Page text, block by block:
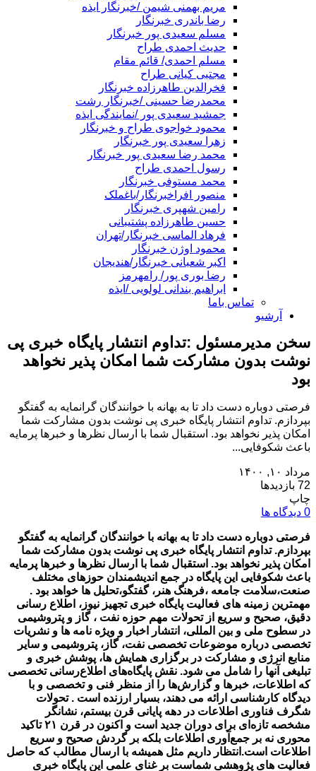
مریم بهمنی شیمن /خبرنگار ایذه
رضا باندری خبرنگار
مسلم سعیدی پور خبرنگار
حدیث احمدی طراح
مسلم احمدی/ قائم مقام
مجتبی کیانی طراح
فخرالدین طاهرزاده خبرنگار
محمدرضا حسینی /خبرنگار رشت
جمشید سعیدی پور /نمایندگی ایذه
محمود خواجوی طراح و خبرنگار
زهرا سعیدی پور خبرنگار
محمد رضا سعیدی پور خبرنگار
رسول احمدی طراح
محمد مستوفی خبرنگار
منصور افراخبرنگار/باغملک
رامین شهپری خبرنگار
حسین طاهرزاده پشتیبانی
فرهاد الماسی خبرنگار/تهران
محمود اوژن خبرنگار
اکبر شعبانی خبرنگار/هندیجان
رضا بوری پور/ رامهرمز
ابراهیم بندانی لولویی /ایذه
تماس باما
آرشیو
سخن مدیرمسئول :تداوم انتشار پایگاه خبری پی
نوشت بدون مشارکت شما امکان پذیر نخواهد
بود
فرصتی دوباره دست داد تا به بهانه با خوانندگان گرانمایه به گفتگو
بپردازم. تداوم انتشار پایگاه خبری پی نوشت بدون مشارکت شما
امکان پذیر نخواهد بود. استقبال شما با ارسال نظرها و خبرها پرمایه
باعث شکوفایی...
مرداد ۱۰, ۱۴۰۰
72 بازدیدها
چاپ
0 دیدگاه ها
فرصتی دوباره دست داد تا به بهانه با خوانندگان گرانمایه به گفتگو
بپردازم. تداوم انتشار پایگاه خبری پی نوشت بدون مشارکت شما
امکان پذیر نخواهد بود. استقبال شما با ارسال نظرها و خبرها پرمایه
باعث شکوفایی این پایگاه در جمع اندیشمندان حوزهای مختلف
صنعت،سلامت جامعه ،فرهنگ هنر، گفتگو،تحلیل ها خواهد بود .
مهمترین زمینه های فعالیت پایگاه خبری تجهیز نیوز، اطلاع رسانی
دقیق، صحیح و سریع از تحولات مهم حوزه نفت ، گاز و پتروشیمی
در سطوح ملی و بین المللی، انتشار اخبار و ویژه نامه ها و نشریات
تخصصی درباره موضوعات تخصصی نفت، گاز، پتروشیمی و سایر
منابع انرژی و مشارکت در برگزاری همایش ها، پوشش خبری و
تبلیغی آنها را شامل می شود. نقش پایگاه‌های اطلاع‌رسانی تخصصی
که اطلاعات، خبرها و گزارش‌ها را از منظر فنی و تخصصی و با
دیدگاه کارشناسی ارائه می دهند، بسیار ارزنده‌ است . تحولات
شگرف فناوری اطلاعات در دهه پایانی قرن بیستم، نشانگر
مشخصه تازه‌ای برای دوران جدید است و اکنون در قرن ۲۱ تاکید
محوری نه بر جمع‌آوری اطلاعات بلکه بر گردش صحیح و سریع
اطلاعات است.انتظار داریم مثل همیشه با ارسال مطالب که حاصل
فعالیت های پژوهشی شماست بر غنای علمی این پایگاه خبری